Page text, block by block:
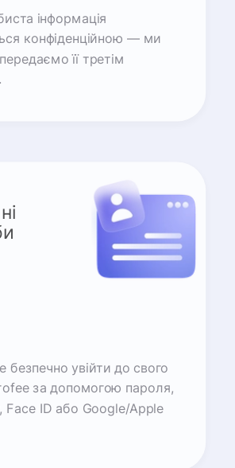
інформація
конфіденційною — ми
її третім
увійти до свого
за допомогою пароля,
Face ID або Google/Apple